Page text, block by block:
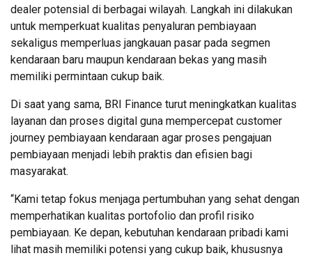
dealer potensial di berbagai wilayah. Langkah ini dilakukan
untuk memperkuat kualitas penyaluran pembiayaan
sekaligus memperluas jangkauan pasar pada segmen
kendaraan baru maupun kendaraan bekas yang masih
memiliki permintaan cukup baik.
Di saat yang sama, BRI Finance turut meningkatkan kualitas
layanan dan proses digital guna mempercepat customer
journey pembiayaan kendaraan agar proses pengajuan
pembiayaan menjadi lebih praktis dan efisien bagi
masyarakat.
“Kami tetap fokus menjaga pertumbuhan yang sehat dengan
memperhatikan kualitas portofolio dan profil risiko
pembiayaan. Ke depan, kebutuhan kendaraan pribadi kami
lihat masih memiliki potensi yang cukup baik, khususnya